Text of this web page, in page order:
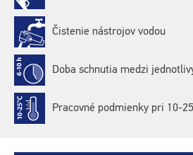
Čistenie nástrojov vodou
Doba schnutia medzi
Pracovné podmienky pri 10-25